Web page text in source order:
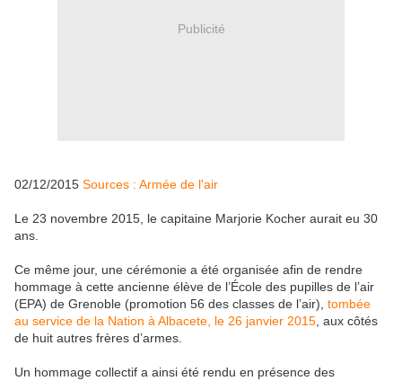
Publicité
02/12/2015 Sources : Armée de l'air
Le 23 novembre 2015, le capitaine Marjorie Kocher aurait eu 30
ans.
Ce même jour, une cérémonie a été organisée afin de rendre
hommage à cette ancienne élève de l’École des pupilles de l’air
(EPA) de Grenoble (promotion 56 des classes de l’air), tombée
au service de la Nation à Albacete, le 26 janvier 2015 , aux côtés
de huit autres frères d’armes.
Un hommage collectif a ainsi été rendu en présence des